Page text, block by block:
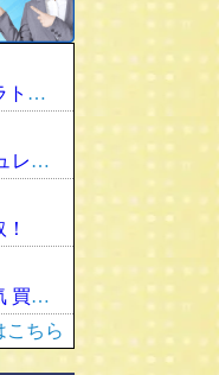
S.I.C. 仮面ライダーオーズ ラトラーターコンボ買取
ガンダムフィックスフィギュレーション GFF おまとめ買取！
世界忍者戦ジライヤ DX磁気 買取！
こちら